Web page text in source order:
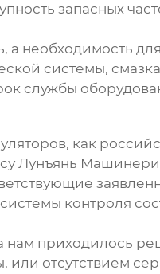
запасных
а необходимость
системы,
службы
, как
Лунъянь Машинери
контроля
нам приходилось
или отсутствием